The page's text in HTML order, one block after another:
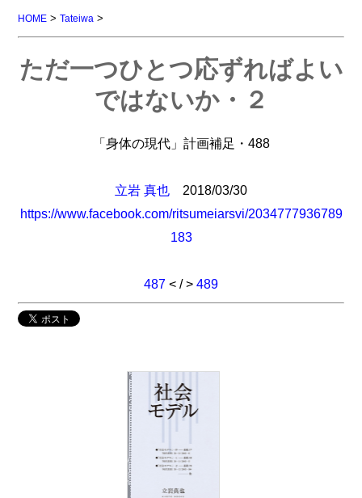
HOME >Tateiwa >
ただ一つひとつ応ずればよい
ではないか・２
「身体の現代」計画補足・488
立岩 真也 2018/03/30
https://www.facebook.com/ritsumeiarsvi/2034777936789
183
487 < / > 489